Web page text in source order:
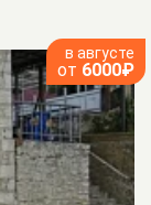
в августе
от 6000₽